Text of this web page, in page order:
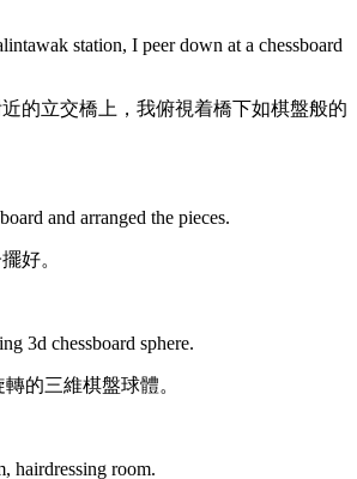
station, I peer down at a chessboard
的立交橋上，我俯視着橋下如棋盤般的
and arranged the pieces.
好。
3d chessboard sphere.
的三維棋盤球體。
hairdressing room.